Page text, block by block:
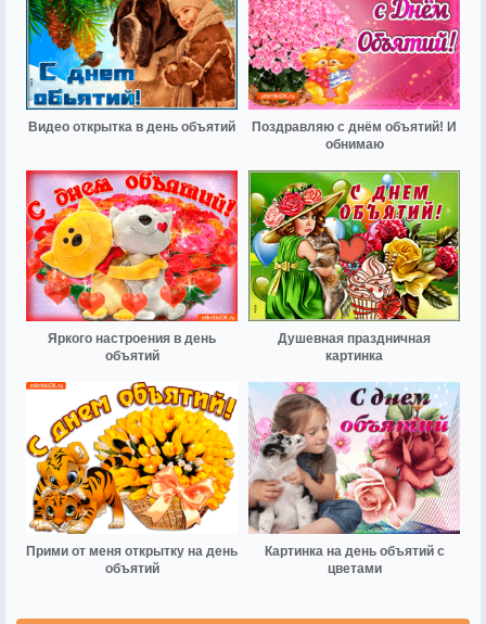
Видео открытка в день объятий
Поздравляю с днём объятий! И
обнимаю
Яркого настроения в день
объятий
Душевная праздничная
картинка
Прими от меня открытку на день
объятий
Картинка на день объятий с
цветами